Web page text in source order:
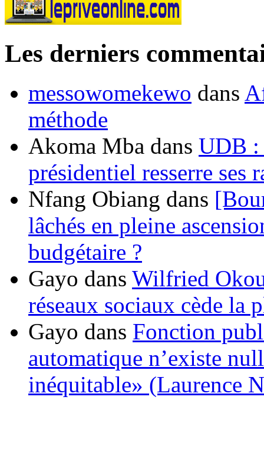
Les derniers
messowomekewo dans
méthode
Akoma Mba dans UDB :
présidentiel resserre ses
Nfang Obiang dans
lâchés en pleine
budgétaire ?
Gayo dans Wilfried
réseaux sociaux cède la
Gayo dans Fonction
automatique n’existe
inéquitable» (Laurence